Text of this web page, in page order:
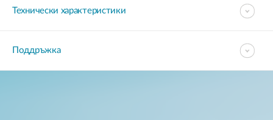
Технически характеристики
Поддръжка